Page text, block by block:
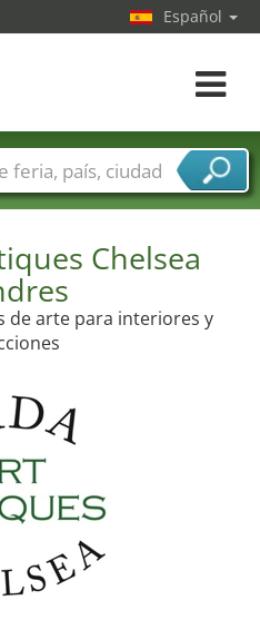
Chelsea
de arte para interiores y
Español
toggle
Ciudades
servicios